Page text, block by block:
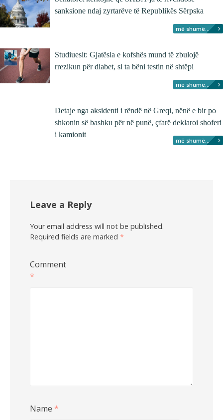
sanksione ndaj zyrtarëve të Republikës Sërpska
më shumë...
Studiuesit: Gjatësia e kofshës mund të zbulojë
rrezikun për diabet, si ta bëni testin në shtëpi
më shumë...
Detaje nga aksidenti i rëndë në Greqi, nënë e bir po
shkonin së bashku për në punë, çfarë deklaroi shoferi
i kamionit
më shumë...
Leave a Reply
Your email address will not be published.
Required fields are marked *
Comment
*
Name *